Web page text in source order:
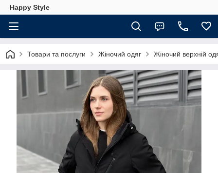
Happy Style
Товари та послуги Жіночий одяг Жіночий верхній